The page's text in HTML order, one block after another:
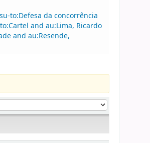
to:Defesa da concorrência
and au:Lima, Ricardo
and au:Resende,